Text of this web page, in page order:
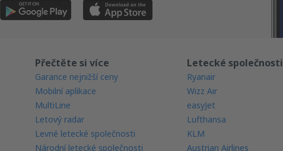
Přečtěte si více
Garance nejnižší ceny
Mobilní aplikace
MultiLine
Letový radar
Levné letecké společnosti
Národní letecké společnosti
Letecké společnosti
Ryanair
Wizz Air
easyJet
Lufthansa
KLM
Austrian Airlines